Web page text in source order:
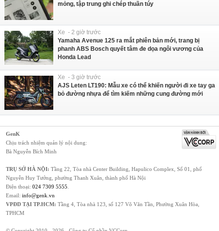
mỏng, tập trung ghi chép thuần túy
Xe - 2 giờ trước
Yamaha Avenue 125 ra mắt phiên bản mới, trang bị
phanh ABS Bosch quyết tâm đe dọa ngôi vương của
Honda Lead
Xe - 3 giờ trước
AJS Leten LT190: Mẫu xe có thể khiến người đi xe tay ga
bỏ đường nhựa để tìm kiếm những cung đường mới
GenK
Chịu trách nhiệm quản lý nội dung:
Bà Nguyễn Bích Minh
TRỤ SỞ HÀ NỘI: Tầng 22, Tòa nhà Center Building, Hapulico Complex, Số 01, phố
Nguyễn Huy Tưởng, phường Thanh Xuân, thành phố Hà Nội
Điện thoại: 024 7309 5555.
Email: info@genk.vn
VPĐD TẠI TP.HCM: Tầng 4, Tòa nhà 123, số 127 Võ Văn Tần, Phường Xuân Hòa,
TPHCM